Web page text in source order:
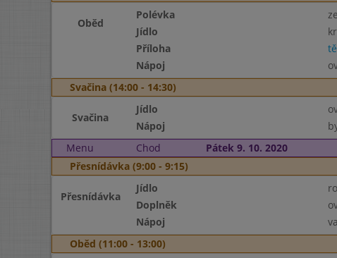
Oběd
Polévka
Jídlo
Příloha
Nápoj
Svačina (14:00 - 14:30)
Svačina
Jídlo
Nápoj
Menu
Chod Pátek 9. 10. 2020
Přesnídávka (9:00 - 9:15)
Přesnídávka
Jídlo
Doplněk
Nápoj
Oběd (11:00 - 13:00)